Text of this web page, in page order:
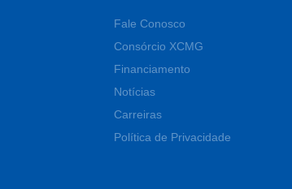
Fale Conosco
Consórcio XCMG
Financiamento
Notícias
Carreiras
Política de Privacidade